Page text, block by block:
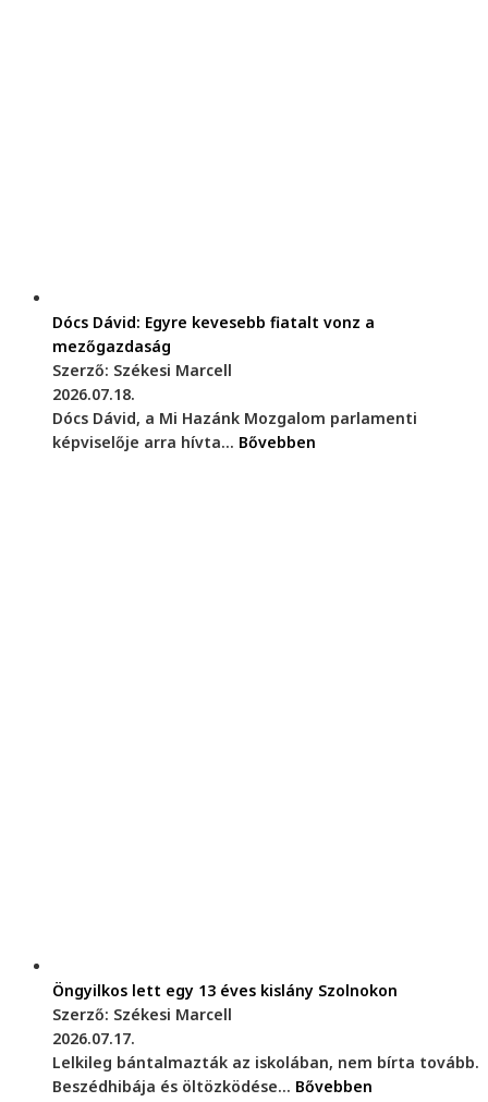
Dócs Dávid: Egyre kevesebb fiatalt vonz a
mezőgazdaság
Szerző: Székesi Marcell
2026.07.18.
Dócs Dávid, a Mi Hazánk Mozgalom parlamenti
képviselője arra hívta... Bővebben
Öngyilkos lett egy 13 éves kislány Szolnokon
Szerző: Székesi Marcell
2026.07.17.
Lelkileg bántalmazták az iskolában, nem bírta tovább.
Beszédhibája és öltözködése... Bővebben